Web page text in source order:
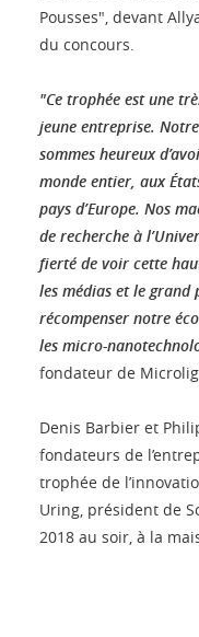
Pousses", devant
du concours.
"Ce trophée est une
jeune entreprise.
sommes heureux
monde entier, aux
pays d’Europe. Nos
de recherche à
fierté de voir cette
les médias et le grand
récompenser notre
les micro-
fondateur de
Denis Barbier et
fondateurs de
trophée de
Uring, président de
2018 au soir, à la